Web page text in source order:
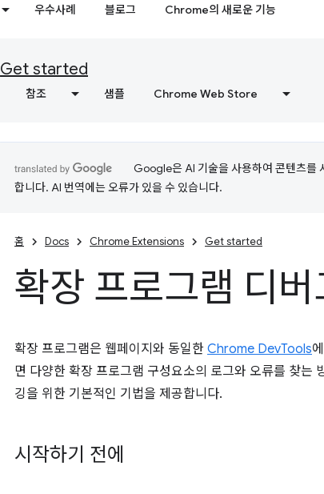
우수사례 블로그 Chrome의 새로운 기능
Get started
참조 샘플 Chrome Web Store
Google은 AI 기술을 사용하여 콘텐츠를
합니다. AI 번역에는 오류가 있을 수 있습니다.
홈 Docs Chrome Extensions Get started
확장 프로그램 디버
확장 프로그램은 웹페이지와 동일한 Chrome DevTools
면 다양한 확장 프로그램 구성요소의 로그와 오류를 찾는
깅을 위한 기본적인 기법을 제공합니다.
시작하기 전에